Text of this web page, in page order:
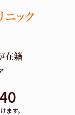
在籍
ます。